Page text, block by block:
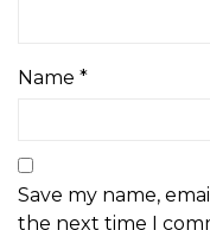
Name *
Save my name,
the next time I